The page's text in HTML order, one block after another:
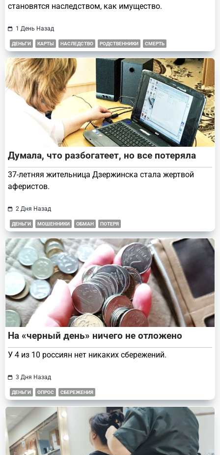
становятся наследством, как имущество.
1 День Назад
ДЕНЬГИ КАРТЫ НАСЛЕДСТВО РОДСТВЕННИКИ СМЕРТЬ
Думала, что разбогатеет, но все потеряла
37-летняя жительница Дзержинска стала жертвой
аферистов.
2 Дня Назад
ДЕНЬГИ МОШЕННИКИ ОБМАН ПОТЕРЯ
На «черный день» ничего не отложено
У 4 из 10 россиян нет никаких сбережений.
3 Дня Назад
ДЕНЬГИ ОПРОС СБЕРЕЖЕНИЯ